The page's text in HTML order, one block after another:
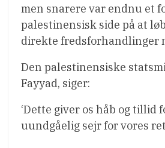
men snarere var endnu et
palestinensisk side på at
direkte fredsforhandlinger
Den palestinensiske
Fayyad, siger:
‘Dette giver os håb og tillid
uundgåelig sejr for vores